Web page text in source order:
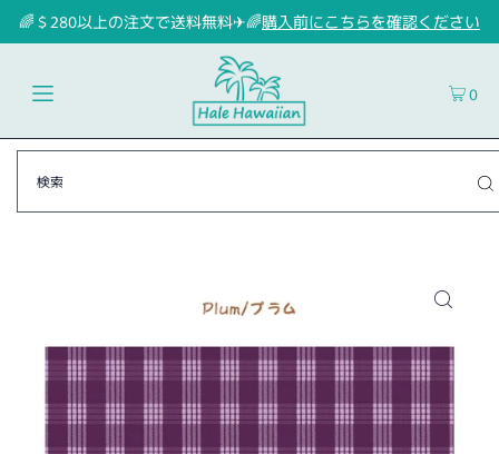
🌈＄280以上の注文で送料無料✈🌈購入前にこちらを確認ください
0